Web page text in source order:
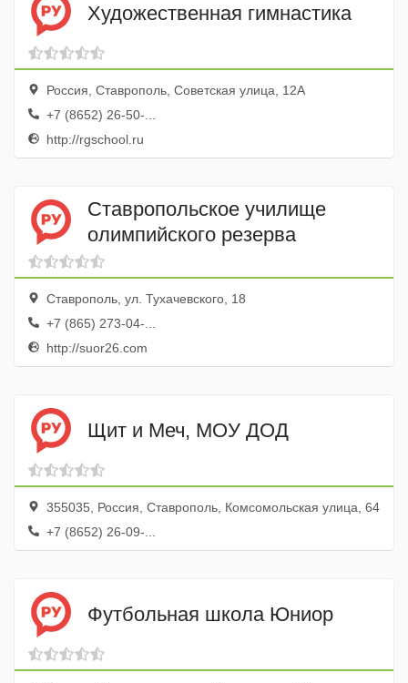
Художественная гимнастика
Россия, Ставрополь, Советская улица, 12А
+7 (8652) 26-50-...
http://rgschool.ru
Ставропольское училище
олимпийского резерва
Ставрополь, ул. Тухачевского, 18
+7 (865) 273-04-...
http://suor26.com
Щит и Меч, МОУ ДОД
355035, Россия, Ставрополь, Комсомольская улица, 64
+7 (8652) 26-09-...
Футбольная школа Юниор